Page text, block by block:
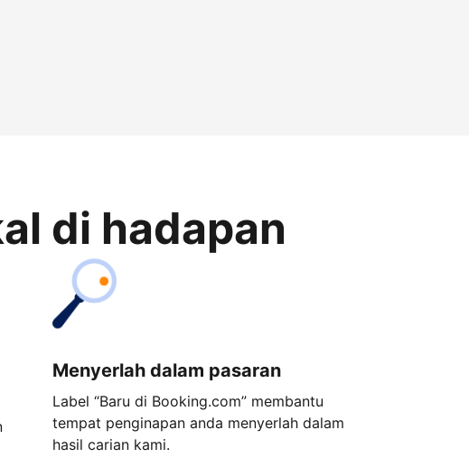
di hadapan
Menyerlah dalam pasaran
Label “Baru di Booking.com” membantu
tempat penginapan anda menyerlah dalam
hasil carian kami.